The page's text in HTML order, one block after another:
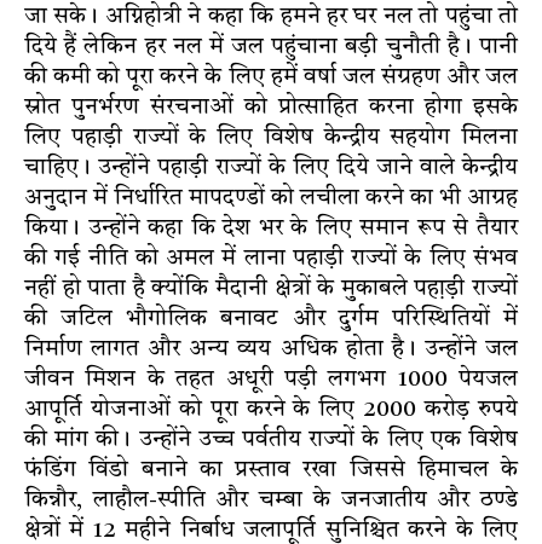
जा सके। अग्निहोत्री ने कहा कि हमने हर घर नल तो पहुंचा तो
दिये हैं लेकिन हर नल में जल पहुंचाना बड़ी चुनौती है। पानी
की कमी को पूरा करने के लिए हमें वर्षा जल संग्रहण और जल
स्रोत पुनर्भरण संरचनाओं को प्रोत्साहित करना होगा इसके
लिए पहाड़ी राज्यों के लिए विशेष केन्द्रीय सहयोग मिलना
चाहिए। उन्होंने पहाड़ी राज्यों के लिए दिये जाने वाले केन्द्रीय
अनुदान में निर्धारित मापदण्डों को लचीला करने का भी आग्रह
किया। उन्होंने कहा कि देश भर के लिए समान रूप से तैयार
की गई नीति को अमल में लाना पहाड़ी राज्यों के लिए संभव
नहीं हो पाता है क्योंकि मैदानी क्षेत्रों के मुकाबले पहा़ड़ी राज्यों
की जटिल भौगोलिक बनावट और दुर्गम परिस्थितियों में
निर्माण लागत और अन्य व्यय अधिक होता है। उन्होंने जल
जीवन मिशन के तहत अधूरी पड़ी लगभग 1000 पेयजल
आपूर्ति योजनाओं को पूरा करने के लिए 2000 करोड़ रुपये
की मांग की। उन्होंने उच्च पर्वतीय राज्यों के लिए एक विशेष
फंडिंग विंडो बनाने का प्रस्ताव रखा जिससे हिमाचल के
किन्नौर, लाहौल-स्पीति और चम्बा के जनजातीय और ठण्डे
क्षेत्रों में 12 महीने निर्बाध जलापूर्ति सुनिश्चित करने के लिए